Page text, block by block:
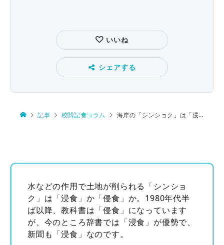
いいね
シェアする
記事 校閲記者コラム 海岸の「シンショク」は「浸食」か「侵食」か
水などの作用で土地が削られる「シンショ
ク」は「浸食」か「侵食」か。1980年代半
ば以降、教科書は「侵食」になっています
が、今のところ辞書では「浸食」が優勢で、
新聞も「浸食」なのです。